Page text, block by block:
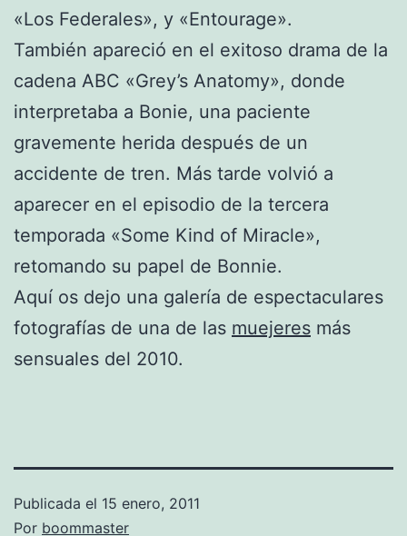
«Los Federales», y «Entourage».
También apareció en el exitoso drama de la
cadena ABC «Grey’s Anatomy», donde
interpretaba a Bonie, una paciente
gravemente herida después de un
accidente de tren. Más tarde volvió a
aparecer en el episodio de la tercera
temporada «Some Kind of Miracle»,
retomando su papel de Bonnie.
Aquí os dejo una galería de espectaculares
fotografías de una de las muejeres más
sensuales del 2010.
Publicada el 15 enero, 2011
Por boommaster